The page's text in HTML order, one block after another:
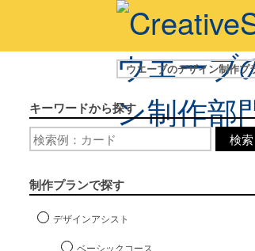
ウエーブのデザイン制作プ
キーワードから探す
検索
制作プランで探す
デザインアシスト
ベーシックコース